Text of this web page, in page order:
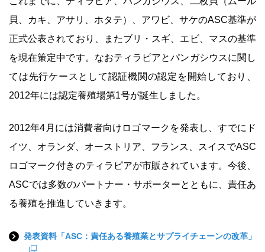
貝、カキ、アサリ、ホタテ）、アワビ、サケのASC基準が
正式公表されており、またブリ・スギ、エビ、マスの基準
を現在策定中です。なおティラピアとパンガシウスに関し
ては先行ケースとして認証機関の認定を開始しており、
2012年には認定養殖場第1号が誕生しました。
2012年4月には消費者向けロゴマークを発表し、すでにド
イツ、オランダ、オーストリア、フランス、スイスでASC
ロゴマーク付きのティラピアが市販されています。今後、
ASCでは多数のパートナー・サポーターとともに、責任あ
る養殖を推進していきます。
発表資料「ASC：責任ある養殖業とサプライチェーンの改革」